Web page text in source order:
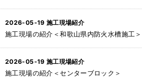
2026-05-19 施工現場紹介
施工現場の紹介＜和歌山県内防火水槽施工＞
2026-05-19 施工現場紹介
施工現場の紹介＜センターブロック＞